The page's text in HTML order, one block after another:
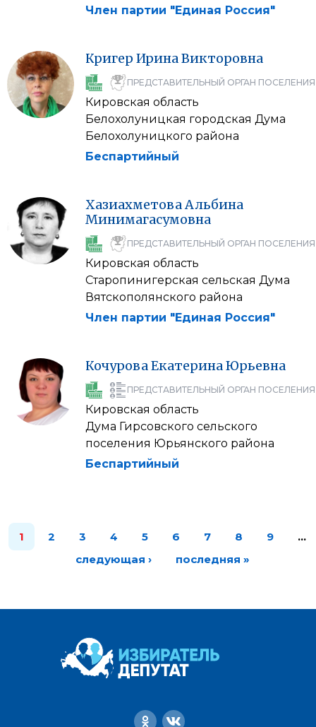
Член партии "Единая Россия"
Кригер Ирина Викторовна
ПРЕДСТАВИТЕЛЬНЫЙ ОРГАН ПОСЕЛЕНИЯ
Кировская область
Белохолуницкая городская Дума
Белохолуницкого района
Беспартийный
Хазиахметова Альбина
Минимагасумовна
ПРЕДСТАВИТЕЛЬНЫЙ ОРГАН ПОСЕЛЕНИЯ
Кировская область
Старопинигерская сельская Дума
Вятскополянского района
Член партии "Единая Россия"
Кочурова Екатерина Юрьевна
ПРЕДСТАВИТЕЛЬНЫЙ ОРГАН ПОСЕЛЕНИЯ
Кировская область
Дума Гирсовского сельского
поселения Юрьянского района
Беспартийный
1 2 3 4 5 6 7 8 9
…
следующая ›
последняя »